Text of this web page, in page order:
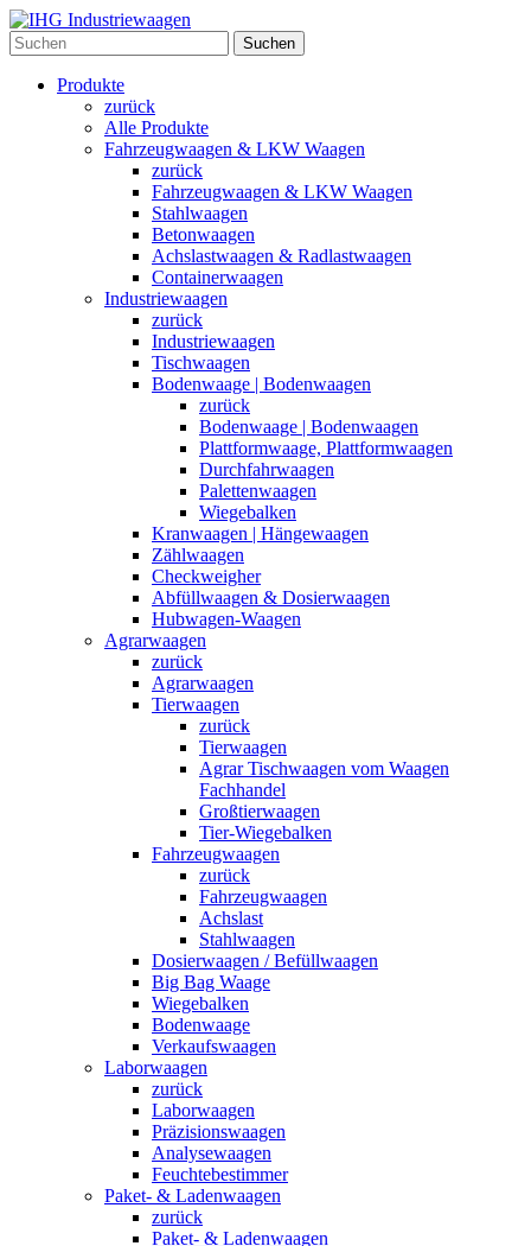
Suchen
Produkte
zurück
Alle Produkte
Fahrzeugwaagen & LKW Waagen
zurück
Fahrzeugwaagen & LKW Waagen
Stahlwaagen
Betonwaagen
Achslastwaagen & Radlastwaagen
Containerwaagen
Industriewaagen
zurück
Industriewaagen
Tischwaagen
Bodenwaage | Bodenwaagen
zurück
Bodenwaage | Bodenwaagen
Plattformwaage, Plattformwaagen
Durchfahrwaagen
Palettenwaagen
Wiegebalken
Kranwaagen | Hängewaagen
Zählwaagen
Checkweigher
Abfüllwaagen & Dosierwaagen
Hubwagen-Waagen
Agrarwaagen
zurück
Agrarwaagen
Tierwaagen
zurück
Tierwaagen
Agrar Tischwaagen vom Waagen
Fachhandel
Großtierwaagen
Tier-Wiegebalken
Fahrzeugwaagen
zurück
Fahrzeugwaagen
Achslast
Stahlwaagen
Dosierwaagen / Befüllwaagen
Big Bag Waage
Wiegebalken
Bodenwaage
Verkaufswaagen
Laborwaagen
zurück
Laborwaagen
Präzisionswaagen
Analysewaagen
Feuchtebestimmer
Paket- & Ladenwaagen
zurück
Paket- & Ladenwaagen